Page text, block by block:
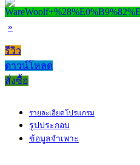
»
รีวิว
ดาวน์โหลด
สั่งซื้อ
รายละเอียดโปรแกรม
รูปประกอบ
ข้อมูลจำเพาะ